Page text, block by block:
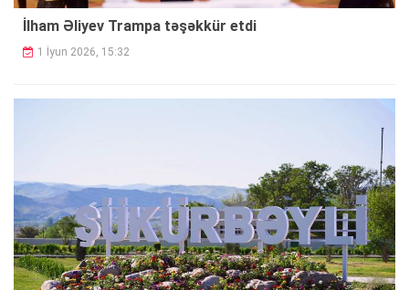
İlham Əliyev Trampa təşəkkür etdi
1 İyun 2026, 15:32